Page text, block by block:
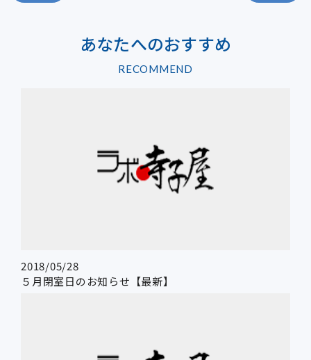
あなたへのおすすめ
RECOMMEND
2018/05/28
５月閉室日のお知らせ【最新】